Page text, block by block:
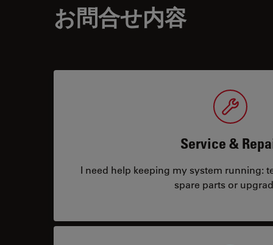
お問合せ内容
Service &
I need help keeping my system running:
spare parts or